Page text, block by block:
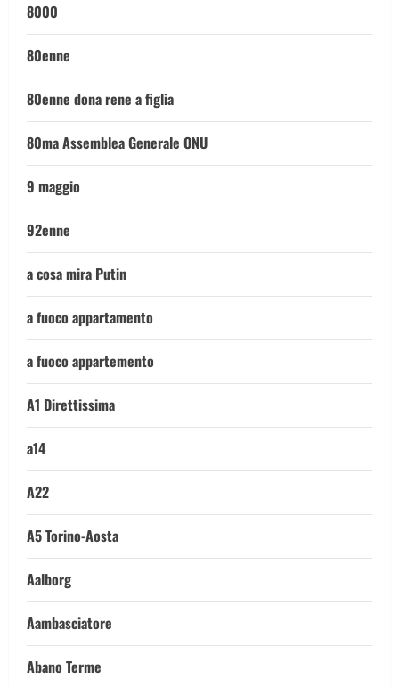
8000
80enne
80enne dona rene a figlia
80ma Assemblea Generale ONU
9 maggio
92enne
a cosa mira Putin
a fuoco appartamento
a fuoco appartemento
A1 Direttissima
a14
A22
A5 Torino-Aosta
Aalborg
Aambasciatore
Abano Terme